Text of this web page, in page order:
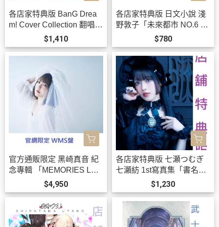
各店家特典版 BanG Drea
m! Cover Collection 翻唱曲
專輯 Vol.11 *11/25發售!
$1,410
各店家特典版 日文小說 淺
野敦子「未來都市 NO.6 再
會 #4」 *9/30發售!
$780
官方通販限定 黑崎真音 紀
念專輯 「MEMORIES LAS
T」WMS盤 黒崎真音 *9/22
發售!0903
$4,950
各店家特典版 七瀬つむぎ
七瀨紡 1st寫真集「書名未
定」學園偶像大師 有村麻
央*10/30發售!
$1,230